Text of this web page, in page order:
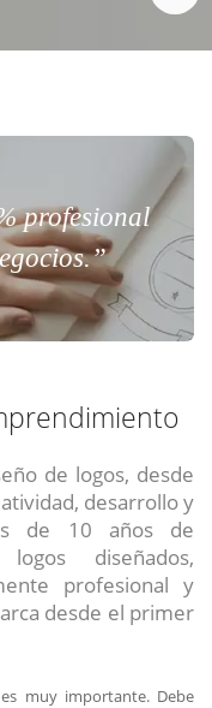
profesional
de logos, desde
desarrollo y
de 10 años de
diseñados,
profesional y
desde el primer
muy importante. Debe